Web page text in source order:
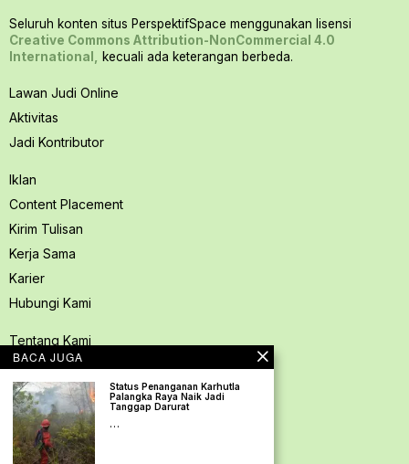
Seluruh konten situs PerspektifSpace menggunakan lisensi
Creative Commons Attribution-NonCommercial 4.0
International,
kecuali ada keterangan berbeda.
Lawan Judi Online
Aktivitas
Jadi Kontributor
Iklan
Content Placement
Kirim Tulisan
Kerja Sama
Karier
Hubungi Kami
Tentang Kami
Redaksi PerspektifSpace
Kode Etik Jurnalistik
Pedoman Media Siber
Kebijakan Privasi
BACA JUGA
Status Penanganan Karhutla
Palangka Raya Naik Jadi
Tanggap Darurat
…